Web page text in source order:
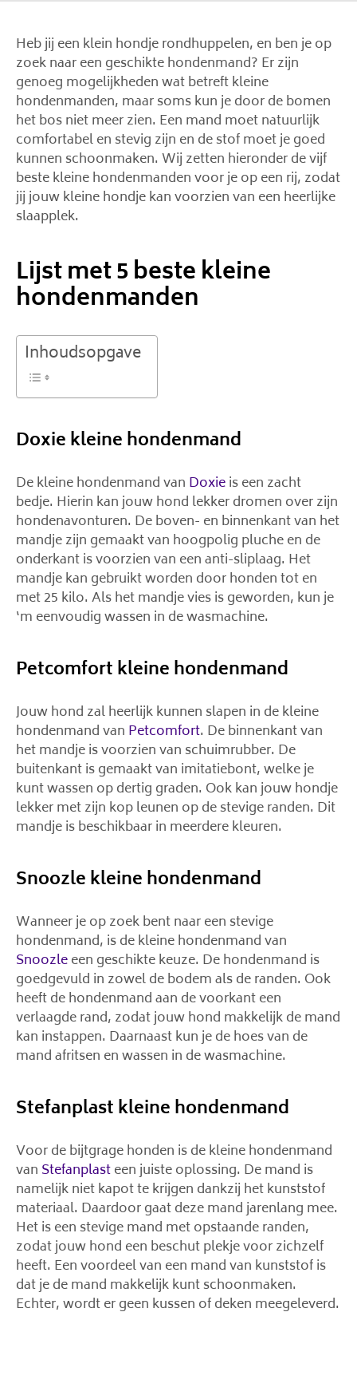
Heb jij een klein hondje rondhuppelen, en ben je op
zoek naar een geschikte hondenmand? Er zijn
genoeg mogelijkheden wat betreft kleine
hondenmanden, maar soms kun je door de bomen
het bos niet meer zien. Een mand moet natuurlijk
comfortabel en stevig zijn en de stof moet je goed
kunnen schoonmaken. Wij zetten hieronder de vijf
beste kleine hondenmanden voor je op een rij, zodat
jij jouw kleine hondje kan voorzien van een heerlijke
slaapplek.
Lijst met 5 beste kleine
hondenmanden
Inhoudsopgave
Doxie kleine hondenmand
De kleine hondenmand van Doxieis een zacht
bedje. Hierin kan jouw hond lekker dromen over zijn
hondenavonturen. De boven- en binnenkant van het
mandje zijn gemaakt van hoogpolig pluche en de
onderkant is voorzien van een anti-sliplaag. Het
mandje kan gebruikt worden door honden tot en
met 25 kilo. Als het mandje vies is geworden, kun je
‘m eenvoudig wassen in de wasmachine.
Petcomfort kleine hondenmand
Jouw hond zal heerlijk kunnen slapen in de kleine
hondenmand van Petcomfort. De binnenkant van
het mandje is voorzien van schuimrubber. De
buitenkant is gemaakt van imitatiebont, welke je
kunt wassen op dertig graden. Ook kan jouw hondje
lekker met zijn kop leunen op de stevige randen. Dit
mandje is beschikbaar in meerdere kleuren.
Snoozle kleine hondenmand
Wanneer je op zoek bent naar een stevige
hondenmand, is de kleine hondenmand van
Snoozleeen geschikte keuze. De hondenmand is
goedgevuld in zowel de bodem als de randen. Ook
heeft de hondenmand aan de voorkant een
verlaagde rand, zodat jouw hond makkelijk de mand
kan instappen. Daarnaast kun je de hoes van de
mand afritsen en wassen in de wasmachine.
Stefanplast kleine hondenmand
Voor de bijtgrage honden is de kleine hondenmand
van Stefanplasteen juiste oplossing. De mand is
namelijk niet kapot te krijgen dankzij het kunststof
materiaal. Daardoor gaat deze mand jarenlang mee.
Het is een stevige mand met opstaande randen,
zodat jouw hond een beschut plekje voor zichzelf
heeft. Een voordeel van een mand van kunststof is
dat je de mand makkelijk kunt schoonmaken.
Echter, wordt er geen kussen of deken meegeleverd.